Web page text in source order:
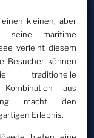
kleinen, aber
seine maritime
verleiht diesem
Besucher können
traditionelle
aus
macht den
Erlebnis.